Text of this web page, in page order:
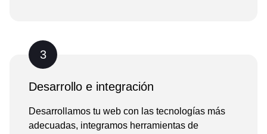
3
Desarrollo e integración
Desarrollamos tu web con las tecnologías más
adecuadas, integramos herramientas de